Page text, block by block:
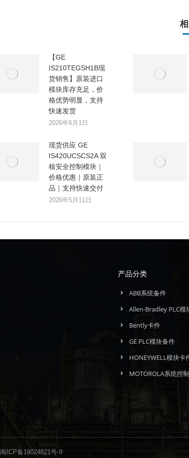
【GE
IS210TEGSH1B现
货销售】原装进口
模块库存充足，价
格优势明显，支持
快速发货
2026年6月1日
现货供应 GE
IS420UCSCS2A 双
核安全控制模块｜
价格优惠｜原装正
品｜支持快速交付
2026年5月11日
产品分类
ABB系统备件
Allen-Bradley PLC模
Bently卡件
GE PLC模块备件
HONEYWELL模块卡
MOTOROLA系统控
闽ICP备19024821号-9